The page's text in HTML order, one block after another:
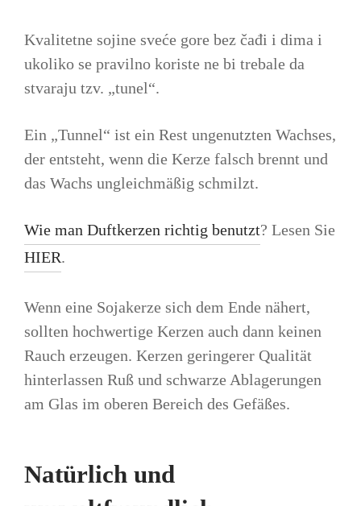
Kvalitetne sojine sveće gore bez čađi i dima i
ukoliko se pravilno koriste ne bi trebale da
stvaraju tzv. „tunel“.
Ein „Tunnel“ ist ein Rest ungenutzten Wachses,
der entsteht, wenn die Kerze falsch brennt und
das Wachs ungleichmäßig schmilzt.
Wie man Duftkerzen richtig benutzt? Lesen Sie
HIER.
Wenn eine Sojakerze sich dem Ende nähert,
sollten hochwertige Kerzen auch dann keinen
Rauch erzeugen. Kerzen geringerer Qualität
hinterlassen Ruß und schwarze Ablagerungen
am Glas im oberen Bereich des Gefäßes.
Natürlich und